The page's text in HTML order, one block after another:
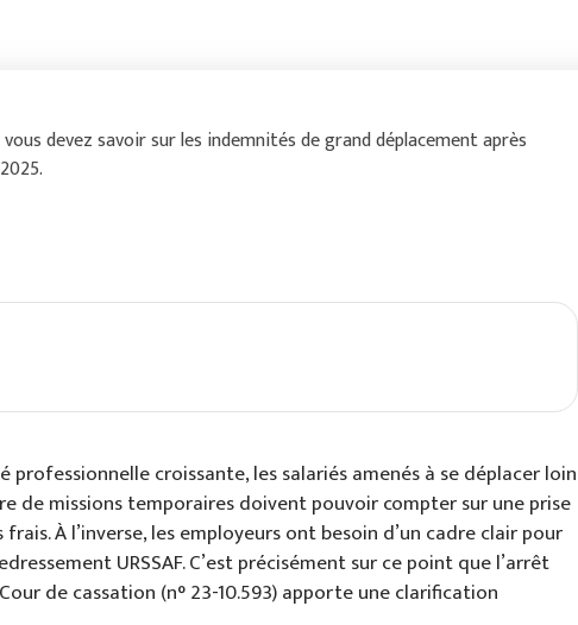
devez savoir sur les indemnités de grand déplacement après
croissante, les salariés amenés à se déplacer loin
de missions temporaires doivent pouvoir compter sur une prise
À l’inverse, les employeurs ont besoin d’un cadre clair pour
URSSAF. C’est précisément sur ce point que l’arrêt
de cassation (n° 23-10.593) apporte une clarification